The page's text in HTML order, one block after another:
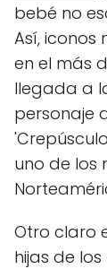
bebé no
Así, iconos
en el más
llegada a
personaje
uno de los
Otro claro
hijas de